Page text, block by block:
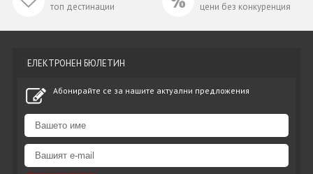
топ дестинации цени без конкуренция
ЕЛЕКТРОНЕН БЮЛЕТИН
Абонирайте се за нашите актуални предложения